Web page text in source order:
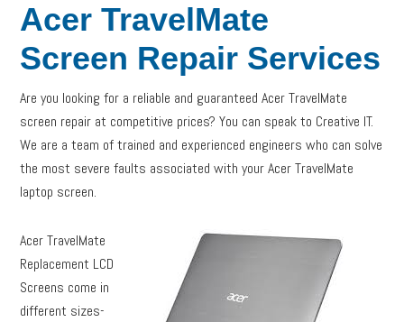
Acer TravelMate
Screen Repair Services
Are you looking for a reliable and guaranteed Acer TravelMate
screen repair at competitive prices? You can speak to Creative IT.
We are a team of trained and experienced engineers who can solve
the most severe faults associated with your Acer TravelMate
laptop screen.
Acer TravelMate
Replacement LCD
Screens come in
different sizes-